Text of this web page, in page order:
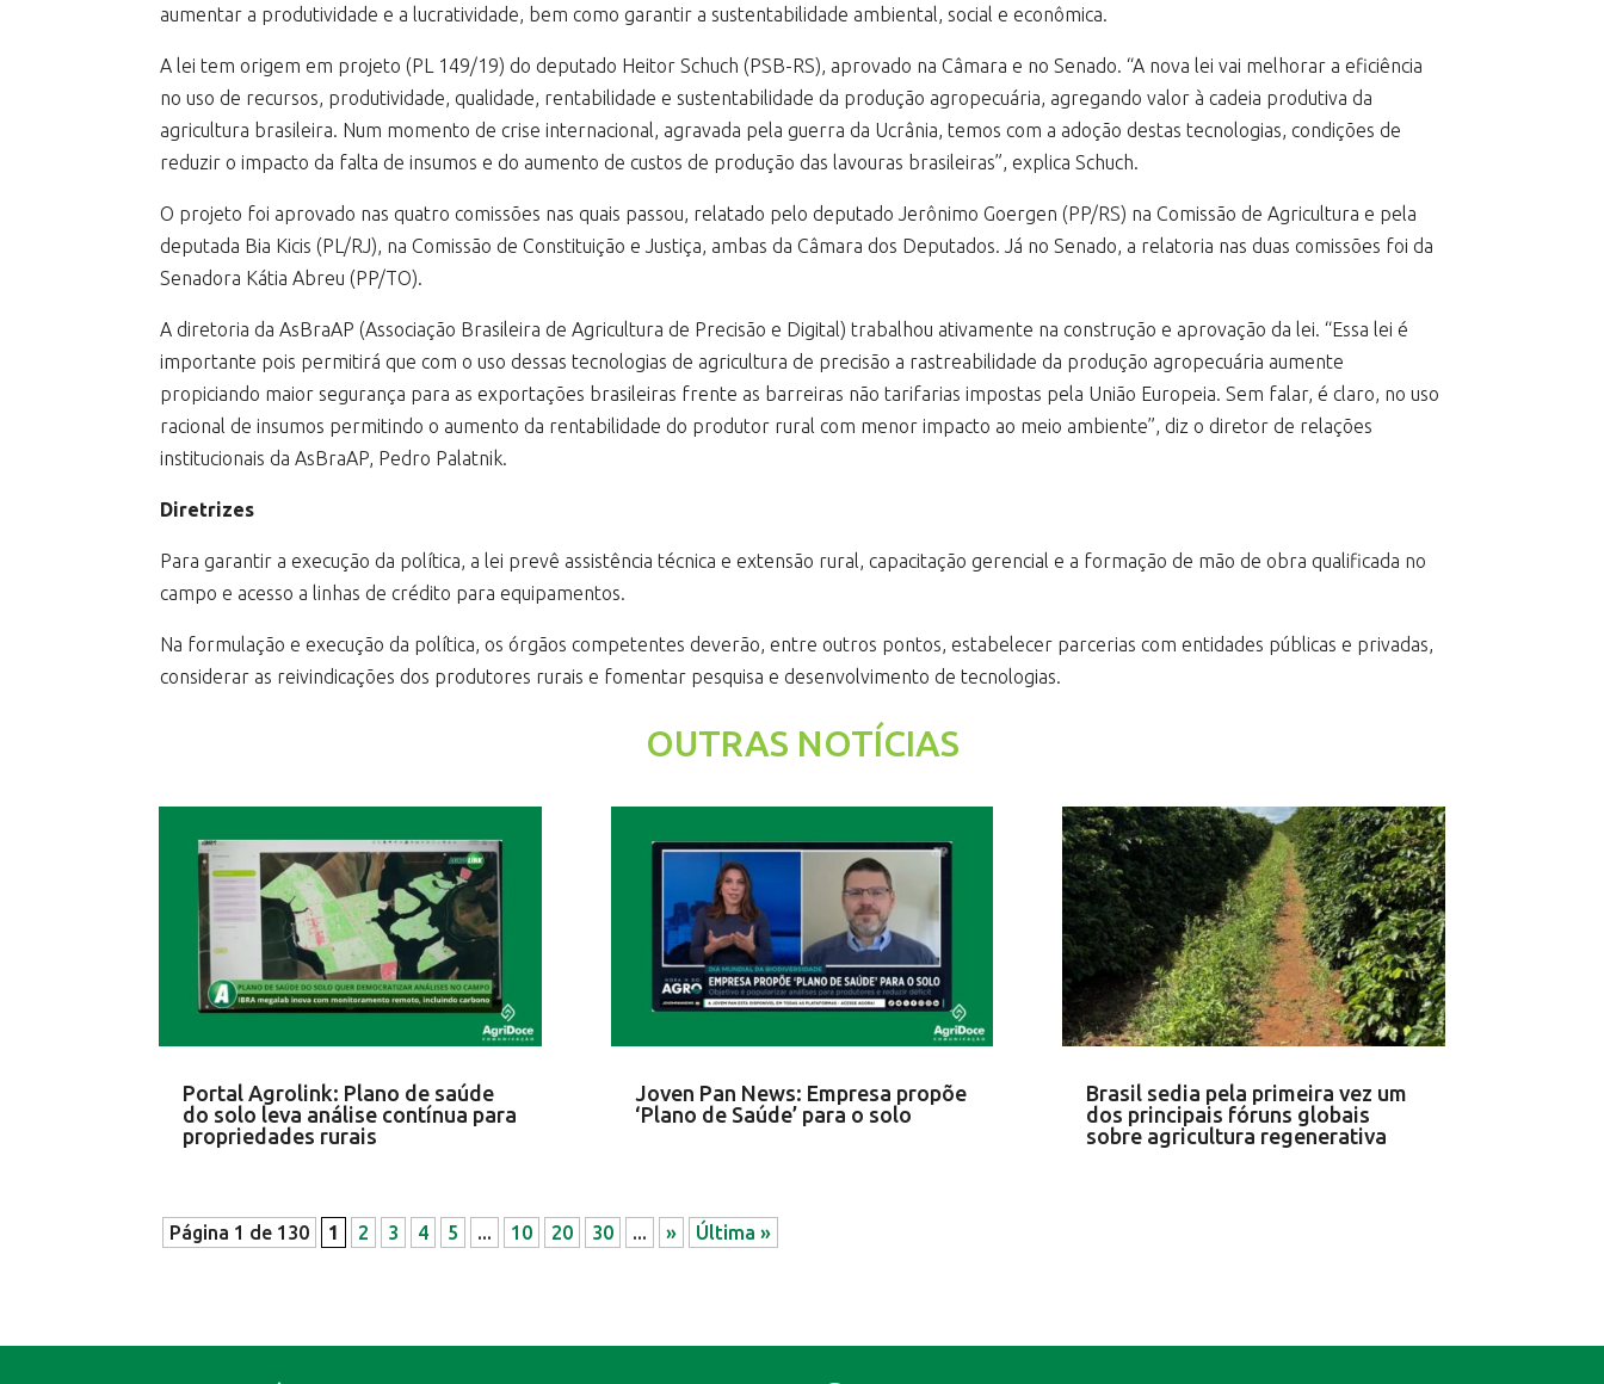
aumentar a produtividade e a lucratividade, bem como garantir a sustentabilidade ambiental, social e econômica.
A lei tem origem em projeto (PL 149/19) do deputado Heitor Schuch (PSB-RS), aprovado na Câmara e no Senado. “A nova lei vai melhorar a eficiência
no uso de recursos, produtividade, qualidade, rentabilidade e sustentabilidade da produção agropecuária, agregando valor à cadeia produtiva da
agricultura brasileira. Num momento de crise internacional, agravada pela guerra da Ucrânia, temos com a adoção destas tecnologias, condições de
reduzir o impacto da falta de insumos e do aumento de custos de produção das lavouras brasileiras”, explica Schuch.
O projeto foi aprovado nas quatro comissões nas quais passou, relatado pelo deputado Jerônimo Goergen (PP/RS) na Comissão de Agricultura e pela
deputada Bia Kicis (PL/RJ), na Comissão de Constituição e Justiça, ambas da Câmara dos Deputados. Já no Senado, a relatoria nas duas comissões foi da
Senadora Kátia Abreu (PP/TO).
A diretoria da AsBraAP (Associação Brasileira de Agricultura de Precisão e Digital) trabalhou ativamente na construção e aprovação da lei. “Essa lei é
importante pois permitirá que com o uso dessas tecnologias de agricultura de precisão a rastreabilidade da produção agropecuária aumente
propiciando maior segurança para as exportações brasileiras frente as barreiras não tarifarias impostas pela União Europeia. Sem falar, é claro, no uso
racional de insumos permitindo o aumento da rentabilidade do produtor rural com menor impacto ao meio ambiente”, diz o diretor de relações
institucionais da AsBraAP, Pedro Palatnik.
Diretrizes
Para garantir a execução da política, a lei prevê assistência técnica e extensão rural, capacitação gerencial e a formação de mão de obra qualificada no
campo e acesso a linhas de crédito para equipamentos.
Na formulação e execução da política, os órgãos competentes deverão, entre outros pontos, estabelecer parcerias com entidades públicas e privadas,
considerar as reivindicações dos produtores rurais e fomentar pesquisa e desenvolvimento de tecnologias.
OUTRAS NOTÍCIAS
Portal Agrolink: Plano de saúde
do solo leva análise contínua para
propriedades rurais
Joven Pan News: Empresa propõe
‘Plano de Saúde’ para o solo
Brasil sedia pela primeira vez um
dos principais fóruns globais
sobre agricultura regenerativa
Página 1 de 130 1 2 3 4 5 ... 10 20 30 ... » Última »